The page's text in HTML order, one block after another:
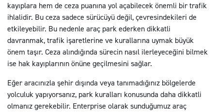
kayıplara hem de ceza puanına yol açabilecek önemli bir trafik
ihlalidir. Bu ceza sadece sürücüyü değil, çevresindekileri de
etkileyebilir. Bu nedenle araç park ederken dikkatli
davranmak, trafik işaretlerine ve kurallarına uymak büyük
önem taşır. Ceza alındığında sürecin nasıl ilerleyeceğini bilmek
ise hak kayıplarının önüne geçilmesini sağlar.
Eğer aracınızla şehir dışında veya tanımadığınız bölgelerde
yolculuk yapıyorsanız, park kuralları konusunda daha dikkatli
olmanız gerekebilir. Enterprise olarak sunduğumuz araç